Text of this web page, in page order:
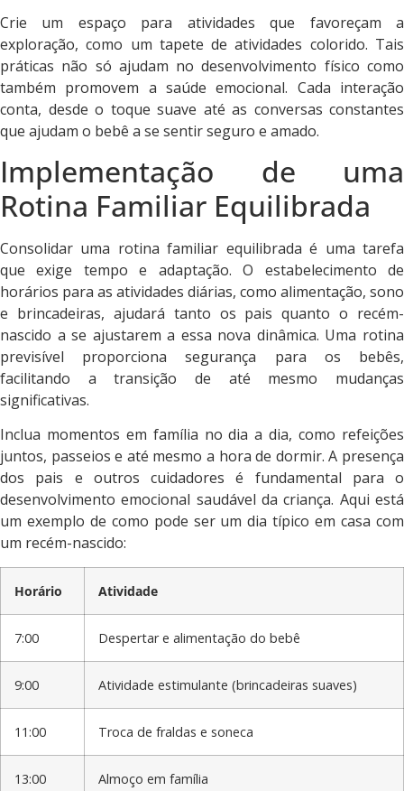
Crie um espaço para atividades que favoreçam a
exploração, como um tapete de atividades colorido. Tais
práticas não só ajudam no desenvolvimento físico como
também promovem a saúde emocional. Cada interação
conta, desde o toque suave até as conversas constantes
que ajudam o bebê a se sentir seguro e amado.
Implementação de uma
Rotina Familiar Equilibrada
Consolidar uma rotina familiar equilibrada é uma tarefa
que exige tempo e adaptação. O estabelecimento de
horários para as atividades diárias, como alimentação, sono
e brincadeiras, ajudará tanto os pais quanto o recém-
nascido a se ajustarem a essa nova dinâmica. Uma rotina
previsível proporciona segurança para os bebês,
facilitando a transição de até mesmo mudanças
significativas.
Inclua momentos em família no dia a dia, como refeições
juntos, passeios e até mesmo a hora de dormir. A presença
dos pais e outros cuidadores é fundamental para o
desenvolvimento emocional saudável da criança. Aqui está
um exemplo de como pode ser um dia típico em casa com
um recém-nascido:
Horário Atividade
7:00 Despertar e alimentação do bebê
9:00 Atividade estimulante (brincadeiras suaves)
11:00 Troca de fraldas e soneca
13:00 Almoço em família